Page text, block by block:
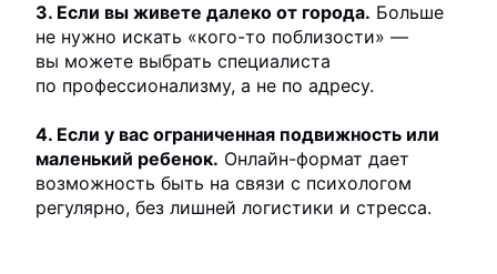
3. Если вы живете далеко от города. Больше
не нужно искать «кого-то поблизости» —
вы можете выбрать специалиста
по профессионализму, а не по адресу.
4. Если у вас ограниченная подвижность или
маленький ребенок. Онлайн-формат дает
возможность быть на связи с психологом
регулярно, без лишней логистики и стресса.